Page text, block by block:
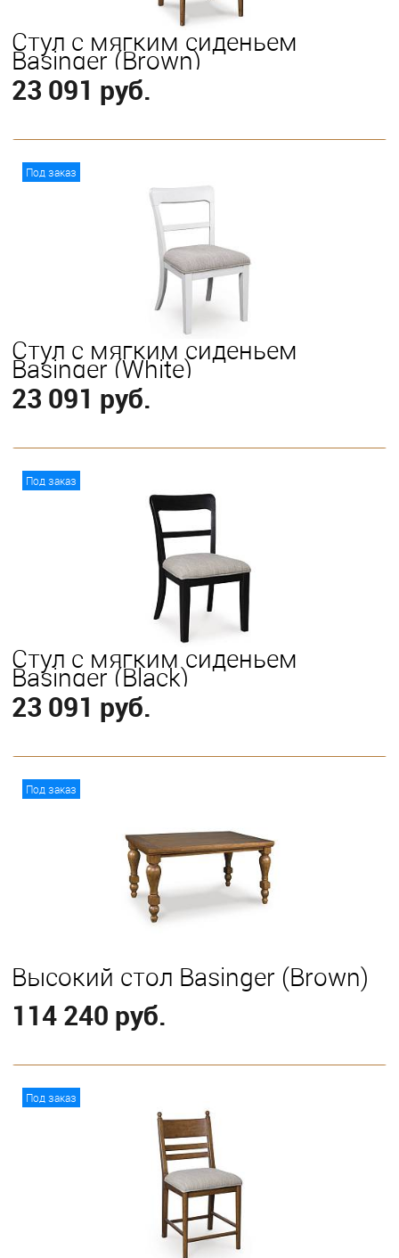
Стул с мягким сиденьем
Basinger (Brown)
23 091 руб.
Под заказ
Стул с мягким сиденьем
Basinger (White)
23 091 руб.
Под заказ
Стул с мягким сиденьем
Basinger (Black)
23 091 руб.
Под заказ
Высокий стол Basinger (Brown)
114 240 руб.
Под заказ